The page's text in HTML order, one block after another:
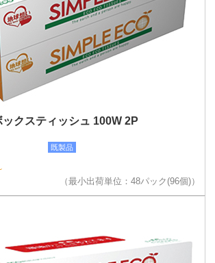
クスティッシュ 100W 2P
既製品
（最小出荷単位：48パック(96個)）